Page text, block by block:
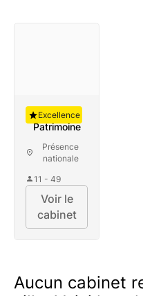
Auguste
Patrimoine
Présence
nationale
11 - 49
Excellence
Voir le
cabinet
Aucun cabinet